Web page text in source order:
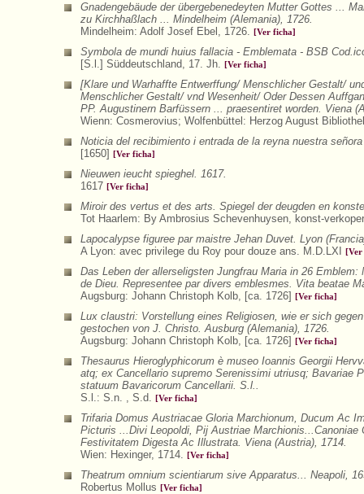
Gnadengebäude der übergebenedeyten Mutter Gottes ...
zu Kirchhaßlach ... Mindelheim (Alemania), 1726.
Mindelheim: Adolf Josef Ebel, 1726.
[Ver ficha]
Symbola de mundi huius fallacia - Emblemata - BSB
[S.l.] Süddeutschland, 17. Jh.
[Ver ficha]
[Klare und Warhaffte Entwerffung/ Menschlicher Gestalt/
Menschlicher Gestalt/ vnd Wesenheit/ Oder Dessen
PP. Augustinern Barfüssern ... praesentiret worden. Viena
Wienn: Cosmerovius; Wolfenbüttel: Herzog August
Noticia del recibimiento i entrada de la reyna nuestra
[1650]
[Ver ficha]
Nieuwen ieucht spieghel. 1617.
1617 [Ver ficha]
Miroir des vertus et des arts. Spiegel der deugden en
Tot Haarlem: By Ambrosius Schevenhuysen, konst-
Lapocalypse figuree par maistre Jehan Duvet. Lyon
A Lyon: avec privilege du Roy pour douze ans. M.D.LXI
Das Leben der allerseligsten Jungfrau Maria in 26
de Dieu. Representee par divers emblesmes. Vita beatae
Augsburg: Johann Christoph Kolb, [ca. 1726]
[Ver ficha]
Lux claustri: Vorstellung eines Religiosen, wie er sich
gestochen von J. Christo. Ausburg (Alemania), 1726.
Augsburg: Johann Christoph Kolb, [ca. 1726]
[Ver ficha]
Thesaurus Hieroglyphicorum è museo Ioannis Georgii
atq; ex Cancellario supremo Serenissimi utriusq;
statuum Bavaricorum Cancellarii. S.l..
S.l.: S.n. , S.d.
[Ver ficha]
Trifaria Domus Austriacae Gloria Marchionum, Ducum Ac
Picturis ...Divi Leopoldi, Pij Austriae
Festivitatem Digesta Ac Illustrata. Viena (Austria), 1714.
Wien: Hexinger, 1714.
[Ver ficha]
Theatrum omnium scientiarum sive Apparatus... Neapoli,
Robertus Mollus
[Ver ficha]